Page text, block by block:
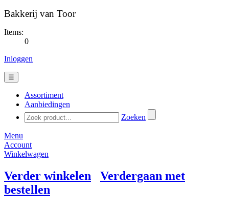
Bakkerij van Toor
Items:
0
Inloggen
☰
Assortiment
Aanbiedingen
Zoeken
Menu
Account
Winkelwagen
Verder winkelen
Verdergaan met
bestellen